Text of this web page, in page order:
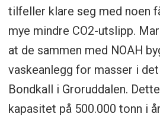
tilfeller klare seg med noen
mye mindre CO2-utslipp.
at de sammen med NOAH
vaskeanlegg for masser i
Bondkall i Groruddalen.
kapasitet på 500.000 tonn i